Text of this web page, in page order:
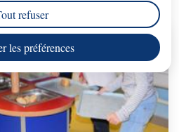
les préférences
refuser
votre compréhension.